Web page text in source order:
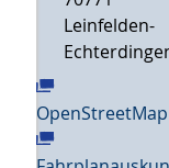
Leinfelden-
OpenStreetMap